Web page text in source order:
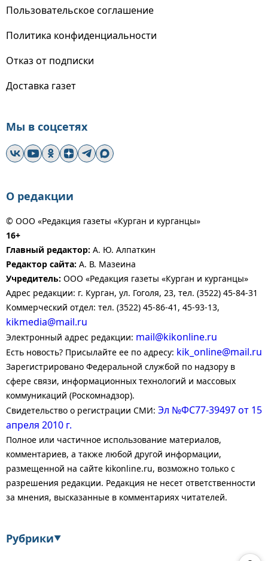
Пользовательское соглашение
Политика конфиденциальности
Отказ от подписки
Доставка газет
Мы в соцсетях
О редакции
© ООО «Редакция газеты «Курган и курганцы»
16+
Главный редактор: А. Ю. Алпаткин
Редактор сайта: А. В. Мазеина
Учредитель: ООО «Редакция газеты «Курган и курганцы»
Адрес редакции: г. Курган, ул. Гоголя, 23, тел. (3522) 45-84-31
Коммерческий отдел: тел. (3522) 45-86-41, 45-93-13,
kikmedia@mail.ru
Электронный адрес редакции: mail@kikonline.ru
Есть новость? Присылайте ее по адресу: kik_online@mail.ru
Зарегистрировано Федеральной службой по надзору в
сфере связи, информационных технологий и массовых
коммуникаций (Роскомнадзор).
Свидетельство о регистрации СМИ: Эл №ФС77-39497 от 15
апреля 2010 г.
Полное или частичное использование материалов,
комментариев, а также любой другой информации,
размещенной на сайте kikonline.ru, возможно только с
разрешения редакции. Редакция не несет ответственности
за мнения, высказанные в комментариях читателей.
Рубрики▼